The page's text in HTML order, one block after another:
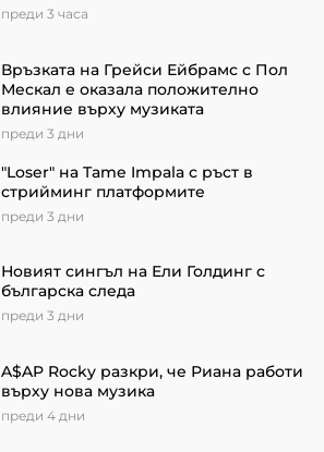
преди 3 часа
Връзката на Грейси Ейбрамс с Пол
Мескал е оказала положително
влияние върху музиката
преди 3 дни
"Loser" на Tame Impala с ръст в
стрийминг платформите
преди 3 дни
Новият сингъл на Ели Голдинг с
българска следа
преди 3 дни
A$AP Rocky разкри, че Риана работи
върху нова музика
преди 4 дни